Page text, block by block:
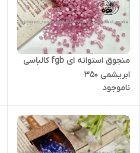
منجوق استوانه ای fgb کالباسی
ابریشمی ۳۵۰
ناموجود